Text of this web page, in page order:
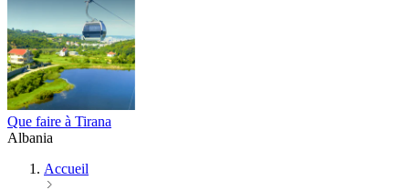
Que faire à Tirana
Albania
Accueil